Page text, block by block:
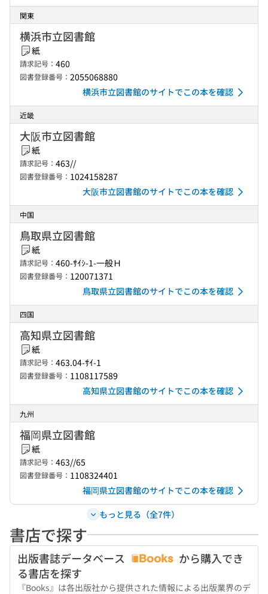
関東
横浜市立図書館
紙
請求記号： 460
図書登録番号： 2055068880
横浜市立図書館のサイトでこの本を確認
近畿
大阪市立図書館
紙
請求記号： 463//
図書登録番号： 1024158287
大阪市立図書館のサイトでこの本を確認
中国
鳥取県立図書館
紙
請求記号： 460-ｻｲｼ-1-一般Ｈ
図書登録番号： 120071371
鳥取県立図書館のサイトでこの本を確認
四国
高知県立図書館
紙
請求記号： 463.04-ｻｲ-1
図書登録番号： 1108117589
高知県立図書館のサイトでこの本を確認
九州
福岡県立図書館
紙
請求記号： 463//65
図書登録番号： 1108324401
福岡県立図書館のサイトでこの本を確認
もっと見る（全7件）
書店で探す
出版書誌データベース
から購入でき
る書店を探す
『Books』は各出版社から提供された情報による出版業界のデ